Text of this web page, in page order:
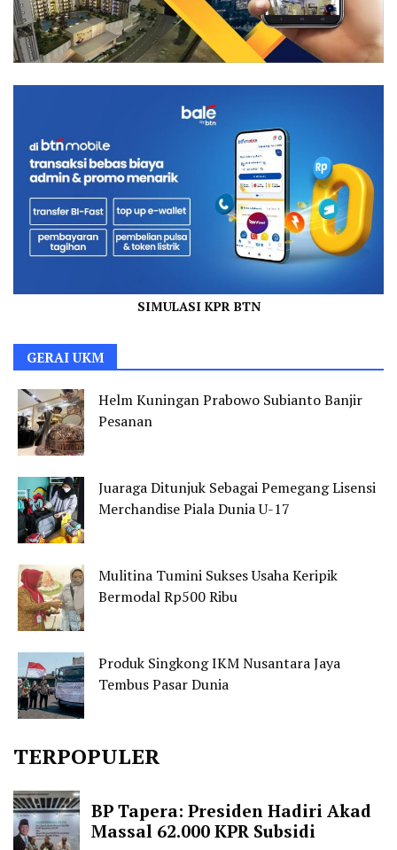
SIMULASI KPR BTN
GERAI UKM
Helm Kuningan Prabowo Subianto Banjir
Pesanan
Juaraga Ditunjuk Sebagai Pemegang Lisensi
Merchandise Piala Dunia U-17
Mulitina Tumini Sukses Usaha Keripik
Bermodal Rp500 Ribu
Produk Singkong IKM Nusantara Jaya
Tembus Pasar Dunia
TERPOPULER